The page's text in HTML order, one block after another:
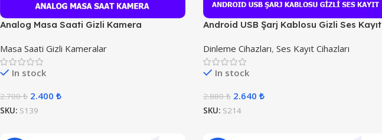
Analog Masa Saati Gizli Kamera
Masa Saati Gizli Kameralar
In stock
2.700₺ 2.400 ₺
SKU: S139
Android USB Şarj Kablosu Gizli Ses Kayıt
Dinleme Cihazları, Ses Kayıt Cihazları
In stock
2.880₺ 2.640 ₺
SKU: S214